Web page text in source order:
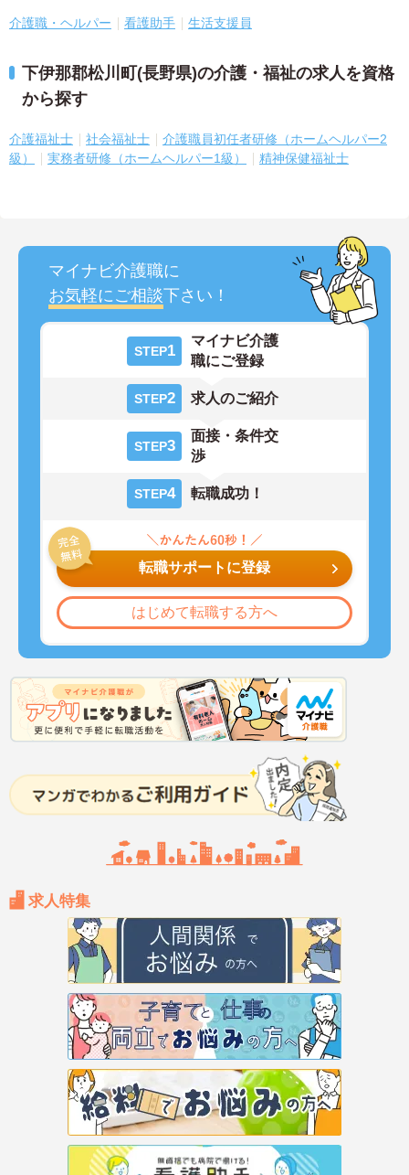
介護職・ヘルパー 看護助手 生活支援員
下伊那郡松川町(長野県)の介護・福祉の求人を資格
から探す
介護福祉士 社会福祉士
介護職員初任者研修（ホームヘルパー2
級）
実務者研修（ホームヘルパー1級） 精神保健福祉士
マイナビ介護職に
お気軽にご相談下さい！
STEP1
マイナビ介護
職にご登録
STEP2 求人のご紹介
STEP3
面接・条件交
渉
STEP4 転職成功！
転職サポートに登録
はじめて転職する方へ
求人特集